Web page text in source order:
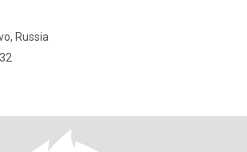
Russia